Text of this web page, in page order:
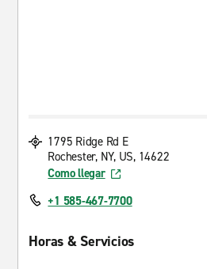
1795 Ridge Rd E
Rochester, NY, US, 14622
Como llegar
+1 585-467-7700
Horas & Servicios